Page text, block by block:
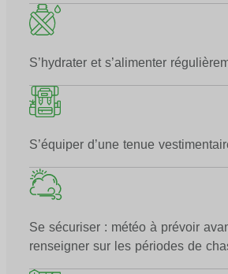
S’hydrater et s’alimenter
S’équiper d’une tenue
Se sécuriser : météo à prévoir
renseigner sur les périodes de